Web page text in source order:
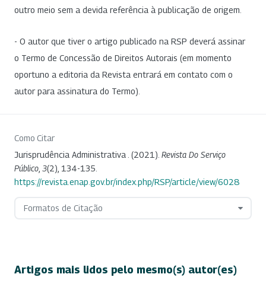
outro meio sem a devida referência à publicação de origem.
- O autor que tiver o artigo publicado na RSP deverá assinar
o Termo de Concessão de Direitos Autorais (em momento
oportuno a editoria da Revista entrará em contato com o
autor para assinatura do Termo).
Como Citar
Jurisprudência Administrativa . (2021). Revista Do Serviço
Público 3(2), 134-135.
https://revista.enap.gov.br/index.php/RSP/article/view/6028
Formatos de Citação
Artigos mais lidos pelo mesmo(s) autor(es)